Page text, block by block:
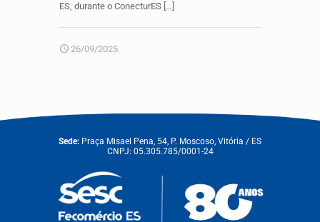
ES, durante o ConecturES […]
26/09/2025
Sede: Praça Misael Pena, 54, P. Moscoso, Vitória / ES
CNPJ: 05.305.785/0001-24